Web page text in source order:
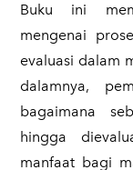
Buku ini
mengenai
evaluasi dalam
dalamnya,
bagaimana
hingga
manfaat bagi